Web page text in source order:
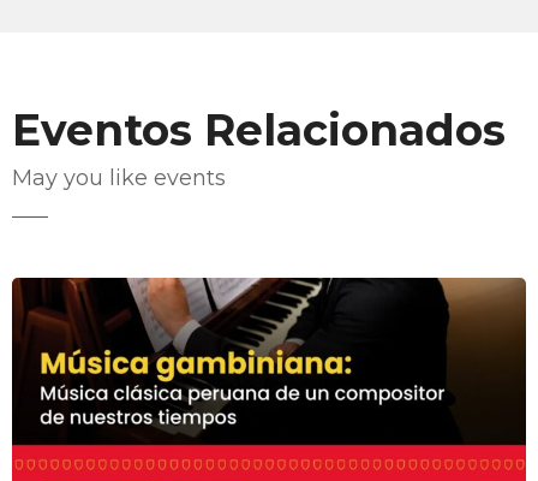
Eventos Relacionados
May you like events